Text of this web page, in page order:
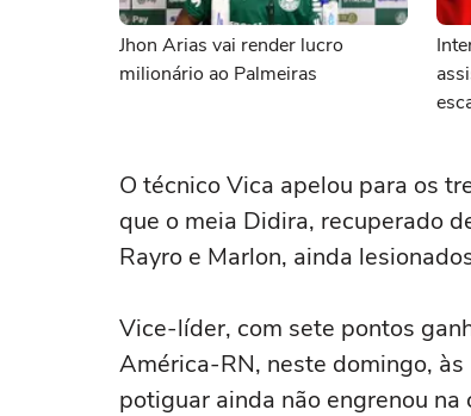
Jhon Arias vai render lucro
milionário ao Palmeiras
O técnico Vica apelou para os
que o meia Didira, recuperado
Rayro e Marlon, ainda
Vice-líder, com sete pontos
América-RN, neste domingo,
potiguar ainda não engrenou